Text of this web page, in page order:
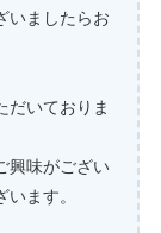
いましたらお
だいておりま
興味がござい
ます。